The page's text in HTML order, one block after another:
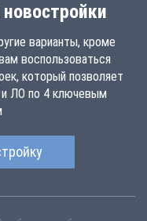
варианты, кроме
воспользоваться
который позволяет
ЛО по 4 ключевым